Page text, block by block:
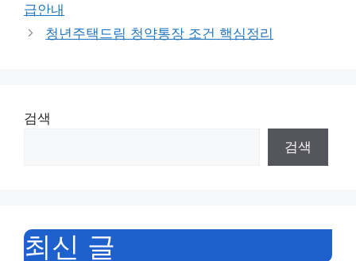
급안내
청년주택드림 청약통장 조건 핵심정리
검색
검색
최신 글